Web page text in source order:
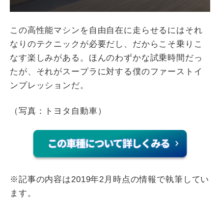
この高性能マシンを自由自在に走らせるにはそれ
なりのテクニックが必要だし、だからこそ乗りこ
なす楽しみがある。ほんのわずかな試乗時間だっ
たが、それがスープラに対する僕のファーストイ
ンプレッションだ。
（写真：トヨタ自動車）
※記事の内容は2019年2月時点の情報で執筆してい
ます。